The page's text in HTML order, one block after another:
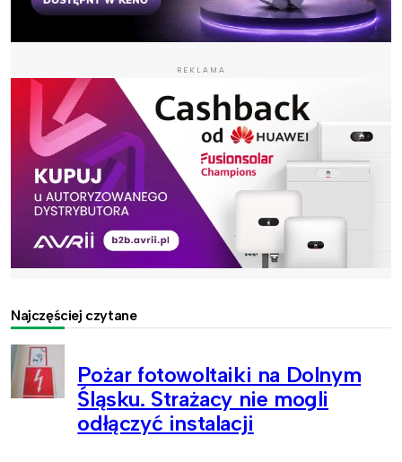
REKLAMA
Najczęściej czytane
Pożar fotowoltaiki na Dolnym
Śląsku. Strażacy nie mogli
odłączyć instalacji